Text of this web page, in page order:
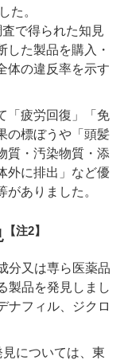
た。
で得られた知見
した製品を購入・
体の違反率を示す
「疲労回復」「免
の標ぼうや「頭髪
質・汚染物質・添
外に排出」など優
ありました。
【注2】
分又は専ら医薬品
製品を発見しまし
ナフィル、ジクロ
見については、東